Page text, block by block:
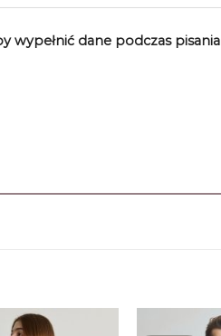
wypełnić dane podczas pisania